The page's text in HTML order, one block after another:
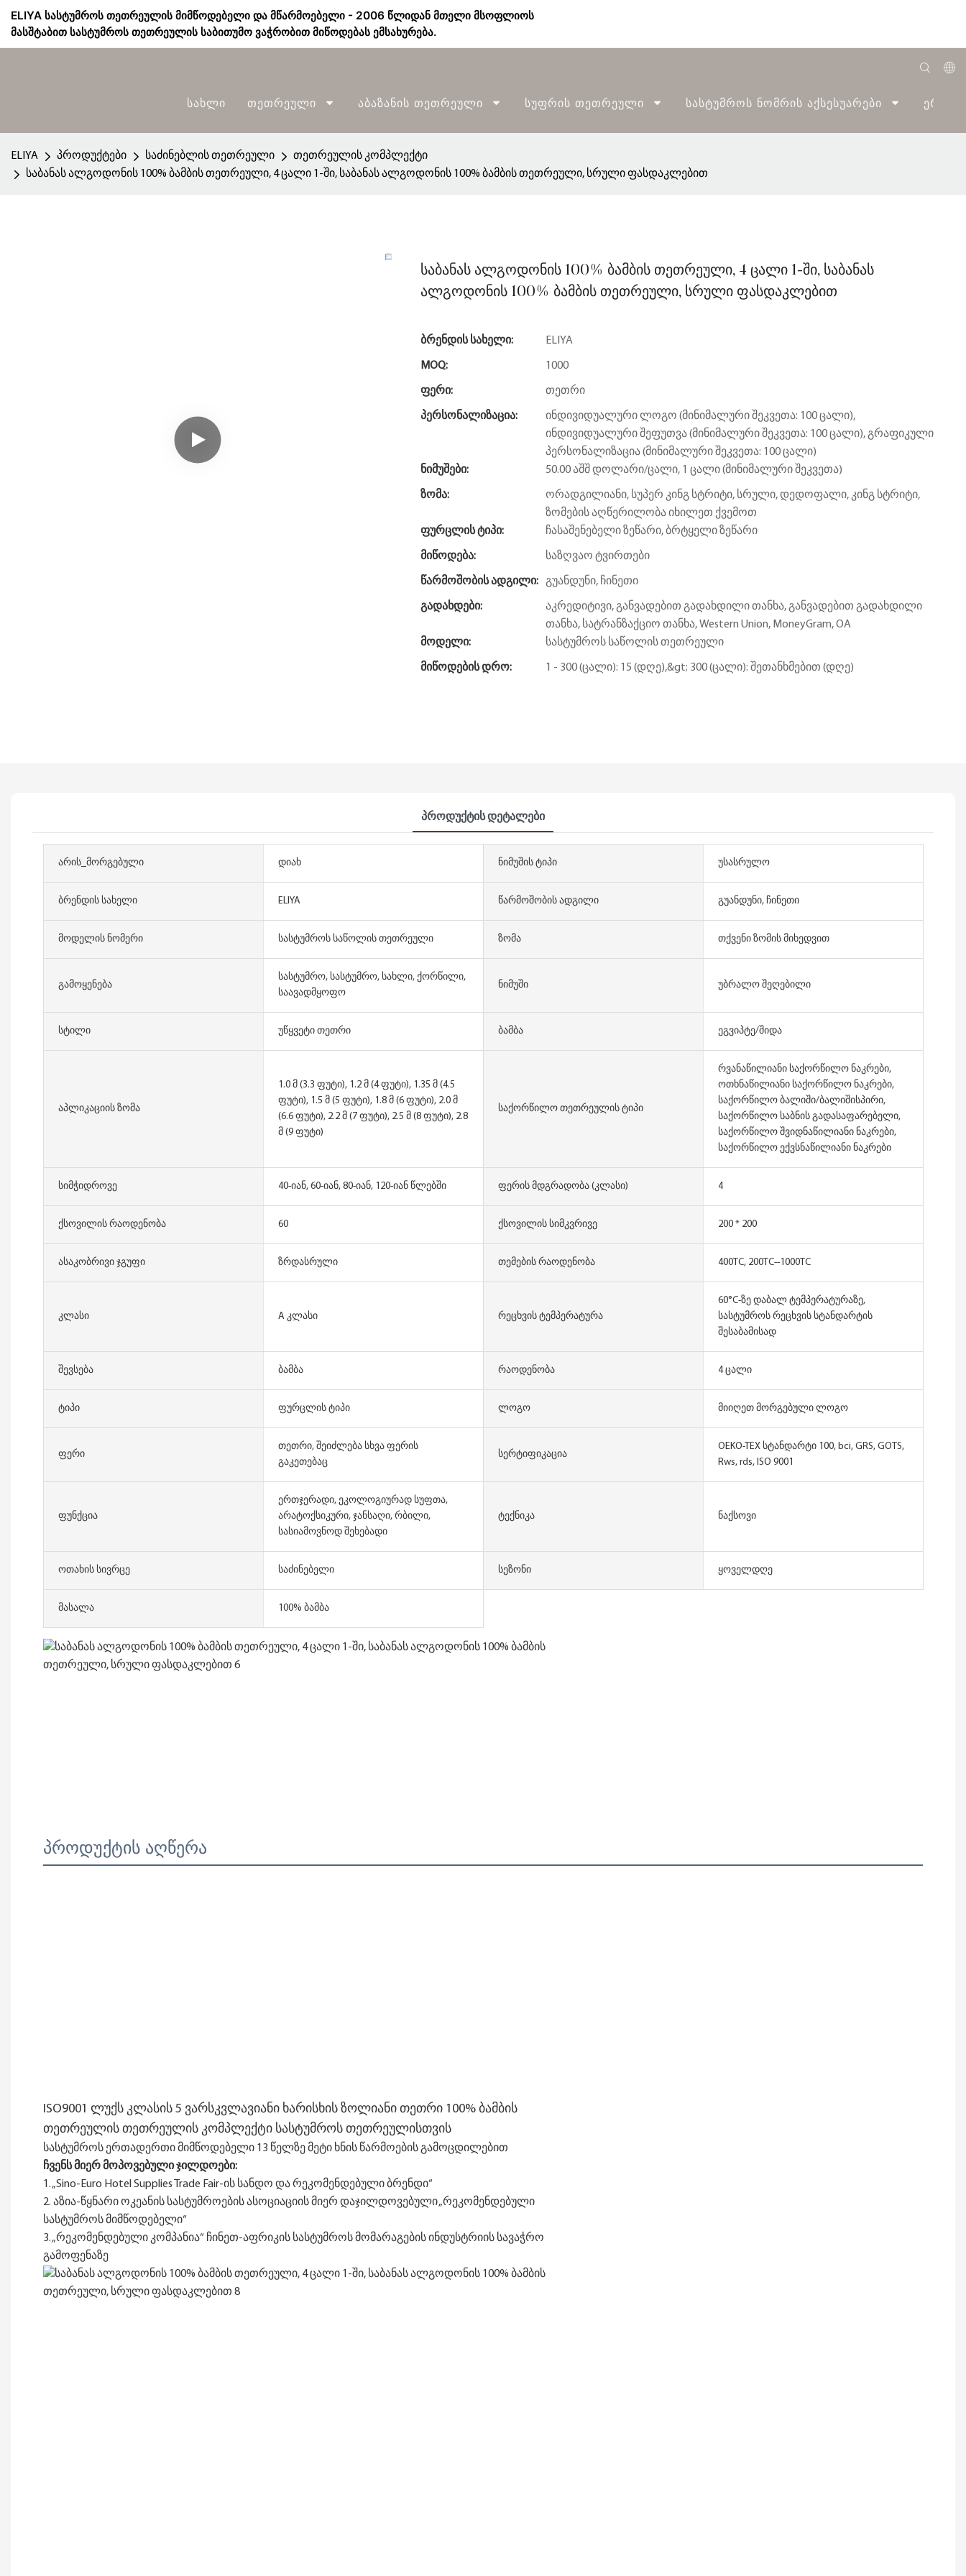
ELIYA სასტუმროს თეთრეულის მიმწოდებელი და მწარმოებელი - 2006 წლიდან მთელი მსოფლიოს
მასშტაბით სასტუმროს თეთრეულის საბითუმო ვაჭრობით მიწოდებას ემსახურება.
Სახლი Თეთრეული Აბაზანის Თეთრეული Სუფრის Თეთრეული Სასტუმროს Ნომრის Აქსესუარები Ერთი
ELIYA პროდუქტები საძინებლის თეთრეული
თეთრეულის კომპლექტი
საბანას ალგოდონის 100% ბამბის თეთრეული, 4 ცალი 1-ში, საბანას ალგოდონის 100% ბამბის თეთრეული, სრული ფასდაკლებით
საბანას ალგოდონის 100% ბამბის თეთრეული, 4 ცალი 1-ში, საბანას
ალგოდონის 100% ბამბის თეთრეული, სრული ფასდაკლებით
Ბრენდის Სახელი: ELIYA
MOQ: 1000
Ფერი: თეთრი
Პერსონალიზაცია:
ინდივიდუალური ლოგო (მინიმალური შეკვეთა: 100 ცალი),
ინდივიდუალური შეფუთვა (მინიმალური შეკვეთა: 100 ცალი), გრაფიკული
პერსონალიზაცია (მინიმალური შეკვეთა: 100 ცალი)
Ნიმუშები:
50.00 აშშ დოლარი/ცალი, 1 ცალი (მინიმალური შეკვეთა)
Ზომა:
ორადგილიანი, სუპერ კინგ სტრიტი, სრული, დედოფალი, კინგ სტრიტი,
ზომების აღწერილობა იხილეთ ქვემოთ
Ფურცლის Ტიპი:
ჩასაშენებელი ზეწარი, ბრტყელი ზეწარი
Მიწოდება: საზღვაო ტვირთები
Წარმოშობის Ადგილი: გუანდუნი, ჩინეთი
Გადახდები:
აკრედიტივი, განვადებით გადახდილი თანხა, განვადებით გადახდილი
თანხა, სატრანზაქციო თანხა, Western Union, MoneyGram, OA
Მოდელი:
სასტუმროს საწოლის თეთრეული
Მიწოდების Დრო: 1 - 300 (ცალი): 15 (დღე),&gt; 300 (ცალი): შეთანხმებით (დღე)
Პროდუქტის Დეტალები
Არის_მორგებული დიახ Ნიმუშის Ტიპი უსასრულო
Ბრენდის Სახელი ELIYA Წარმოშობის Ადგილი გუანდუნი, ჩინეთი
Მოდელის Ნომერი სასტუმროს საწოლის თეთრეული Ზომა თქვენი ზომის მიხედვით
Გამოყენება
სასტუმრო, სასტუმრო, სახლი, ქორწილი,
საავადმყოფო
Ნიმუში უბრალო შეღებილი
Სტილი უწყვეტი თეთრი Ბამბა ეგვიპტე/შიდა
Აპლიკაციის Ზომა
1.0 მ (3.3 ფუტი), 1.2 მ (4 ფუტი), 1.35 მ (4.5
ფუტი), 1.5 მ (5 ფუტი), 1.8 მ (6 ფუტი), 2.0 მ
(6.6 ფუტი), 2.2 მ (7 ფუტი), 2.5 მ (8 ფუტი), 2.8
მ (9 ფუტი)
Საქორწილო Თეთრეულის Ტიპი
რვანაწილიანი საქორწილო ნაკრები,
ოთხნაწილიანი საქორწილო ნაკრები,
საქორწილო ბალიში/ბალიშისპირი,
საქორწილო საბნის გადასაფარებელი,
საქორწილო შვიდნაწილიანი ნაკრები,
საქორწილო ექვსნაწილიანი ნაკრები
Სიმჭიდროვე 40-იან, 60-იან, 80-იან, 120-იან წლებში Ფერის Მდგრადობა (კლასი) 4
Ქსოვილის Რაოდენობა 60 Ქსოვილის Სიმკვრივე 200 * 200
Ასაკობრივი Ჯგუფი ზრდასრული Თემების Რაოდენობა 400TC, 200TC--1000TC
Კლასი A კლასი Რეცხვის Ტემპერატურა
60°C-ზე დაბალ ტემპერატურაზე,
სასტუმროს რეცხვის სტანდარტის
შესაბამისად
Შევსება ბამბა Რაოდენობა 4 ცალი
Ტიპი ფურცლის ტიპი Ლოგო მიიღეთ მორგებული ლოგო
Ფერი
თეთრი, შეიძლება სხვა ფერის
გაკეთებაც
Სერტიფიკაცია
OEKO-TEX სტანდარტი 100, bci, GRS, GOTS,
Rws, rds, ISO 9001
Ფუნქცია
ერთჯერადი, ეკოლოგიურად სუფთა,
არატოქსიკური, ჯანსაღი, რბილი,
სასიამოვნოდ შეხებადი
Ტექნიკა ნაქსოვი
Ოთახის Სივრცე საძინებელი Სეზონი ყოველდღე
Მასალა 100% ბამბა
პროდუქტის აღწერა
ISO9001 ლუქს კლასის 5 ვარსკვლავიანი ხარისხის ზოლიანი თეთრი 100% ბამბის
თეთრეულის თეთრეულის კომპლექტი სასტუმროს თეთრეულისთვის
სასტუმროს ერთადერთი მიმწოდებელი 13 წელზე მეტი ხნის წარმოების გამოცდილებით
ჩვენს მიერ მოპოვებული ჯილდოები:
1. „Sino-Euro Hotel Supplies Trade Fair-ის სანდო და რეკომენდებული ბრენდი“
2. აზია-წყნარი ოკეანის სასტუმროების ასოციაციის მიერ დაჯილდოვებული „რეკომენდებული
სასტუმროს მიმწოდებელი“
3. „რეკომენდებული კომპანია“ ჩინეთ-აფრიკის სასტუმროს მომარაგების ინდუსტრიის სავაჭრო
გამოფენაზე